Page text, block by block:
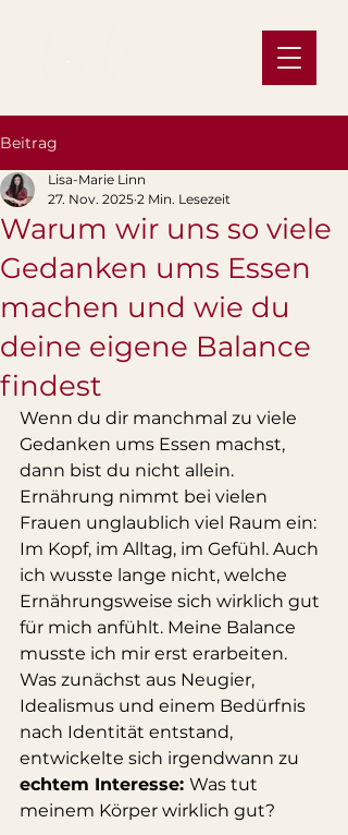
Beitrag
Warum wir uns so viele
Gedanken ums Essen
machen und wie du
deine eigene Balance
findest
Lisa-Marie Linn
27. Nov. 2025 2 Min. Lesezeit
Wenn du dir manchmal zu viele
Gedanken ums Essen machst,
dann bist du nicht allein.
Ernährung nimmt bei vielen
Frauen unglaublich viel Raum ein:
Im Kopf, im Alltag, im Gefühl. Auch
ich wusste lange nicht, welche
Ernährungsweise sich wirklich gut
für mich anfühlt. Meine Balance
musste ich mir erst erarbeiten.
Was zunächst aus Neugier,
Idealismus und einem Bedürfnis
nach Identität entstand,
entwickelte sich irgendwann zu
echtem Interesse: Was tut
meinem Körper wirklich gut?